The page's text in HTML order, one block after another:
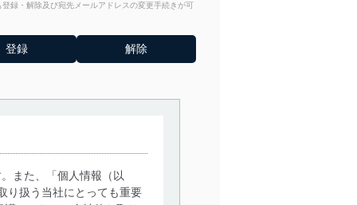
録・解除及び宛先メールアドレスの変更手続きが可
また、「個人情報（以
り扱う当社にとっても重要